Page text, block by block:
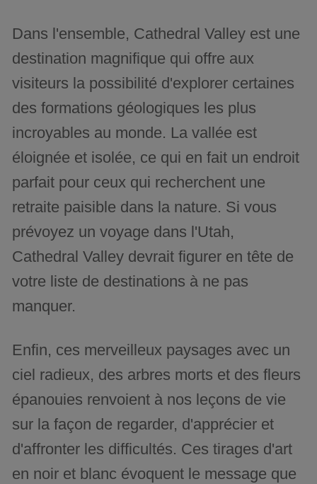
Dans l'ensemble, Cathedral Valley est une
destination magnifique qui offre aux
visiteurs la possibilité d'explorer certaines
des formations géologiques les plus
incroyables au monde. La vallée est
éloignée et isolée, ce qui en fait un endroit
parfait pour ceux qui recherchent une
retraite paisible dans la nature. Si vous
prévoyez un voyage dans l'Utah,
Cathedral Valley devrait figurer en tête de
votre liste de destinations à ne pas
manquer.
Enfin, ces merveilleux paysages avec un
ciel radieux, des arbres morts et des fleurs
épanouies renvoient à nos leçons de vie
sur la façon de regarder, d'apprécier et
d'affronter les difficultés. Ces tirages d'art
en noir et blanc évoquent le message que